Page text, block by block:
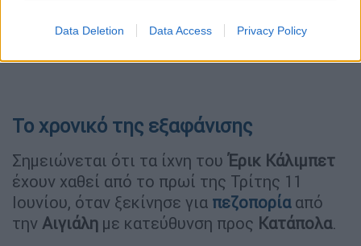
Data Deletion Data Access Privacy Policy
Το χρονικό της εξαφάνισης
Σημειώνεται ότι τα ίχνη του Έρικ Κάλιμπετ
έχουν χαθεί από το πρωί της Τρίτης 11
Ιουνίου, όταν ξεκίνησε για πεζοπορίααπό
την Αιγιάλη με κατεύθυνση προς Κατάπολα.